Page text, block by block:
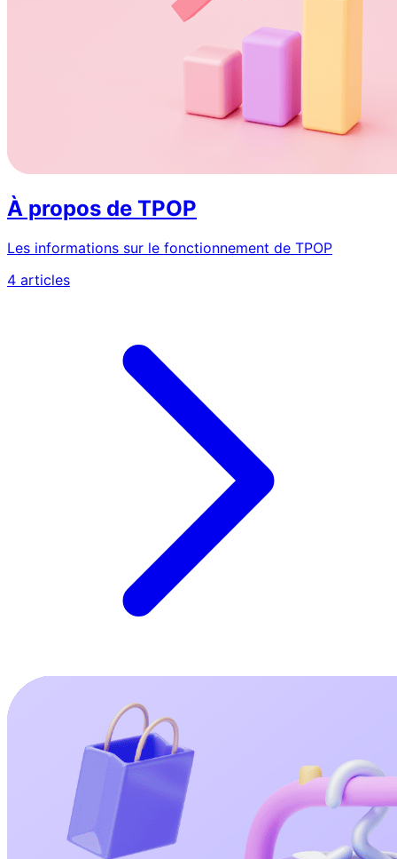
À propos de TPOP
Les informations sur le fonctionnement de TPOP
4 articles